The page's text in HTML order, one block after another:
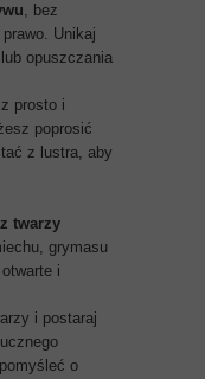
, bez
Unikaj
opuszczania
prosto i
poprosić
z lustra, aby
twarzy
grymasu
i
i postaraj
o